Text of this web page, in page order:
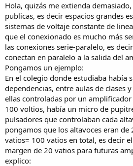
Hola, quizás me extienda
publicas, es decir espacios grandes
sistemas de voltaje constante de
que el conexionado es mucho más
las conexiones serie-paralelo, es
conectan en paralelo a la salida del
Pongamos un ejemplo:
En el colegio donde estudiaba había
dependencias, entre aulas de clases
ellas controladas por un amplificador
100 voltios, había un micro de
pulsadores que controlaban cada
pongamos que los altavoces eran de
vatios= 100 vatios en total, es decir
margen de 20 vatios para futuras
explico: